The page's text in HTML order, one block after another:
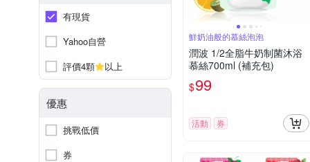
有現貨
Yahoo自營
評價4顆
以上
優惠
挑戰低價
券
鮮奶油般的慕絲泡泡
潤波 1/2全脂牛奶制菌沐浴
慕絲700ml (補充包)
$99
活動 券